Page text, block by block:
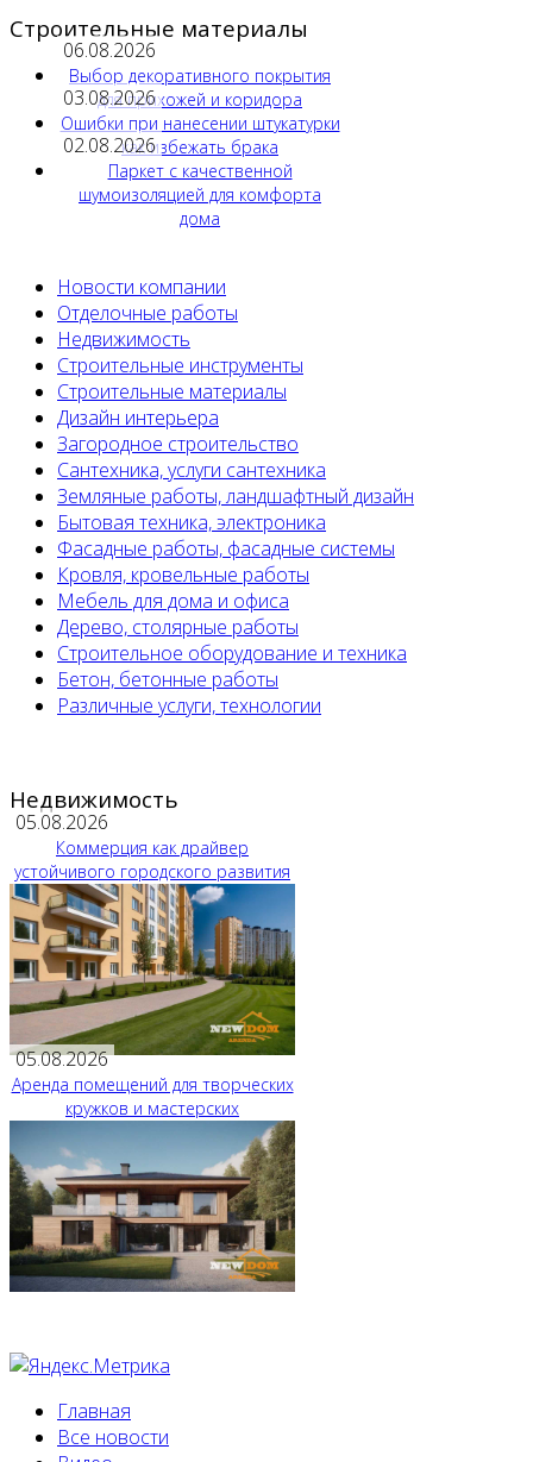
Строительные материалы
06.08.2026
Выбор декоративного покрытия
для прихожей и коридора
03.08.2026
Ошибки при нанесении штукатурки
как избежать брака
02.08.2026
Паркет с качественной
шумоизоляцией для комфорта
дома
Новости компании
Отделочные работы
Недвижимость
Строительные инструменты
Строительные материалы
Дизайн интерьера
Загородное строительство
Сантехника, услуги сантехника
Земляные работы, ландшафтный дизайн
Бытовая техника, электроника
Фасадные работы, фасадные системы
Кровля, кровельные работы
Мебель для дома и офиса
Дерево, столярные работы
Строительное оборудование и техника
Бетон, бетонные работы
Различные услуги, технологии
Недвижимость
05.08.2026
Коммерция как драйвер
устойчивого городского развития
05.08.2026
Аренда помещений для творческих
кружков и мастерских
Главная
Все новости